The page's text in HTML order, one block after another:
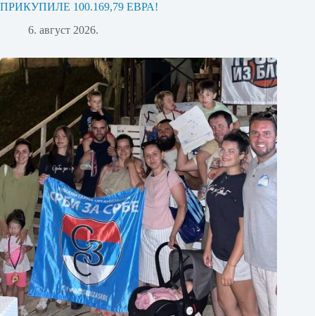
ПРИКУПИЛЕ 100.169,79 ЕВРА!
6. август 2026.